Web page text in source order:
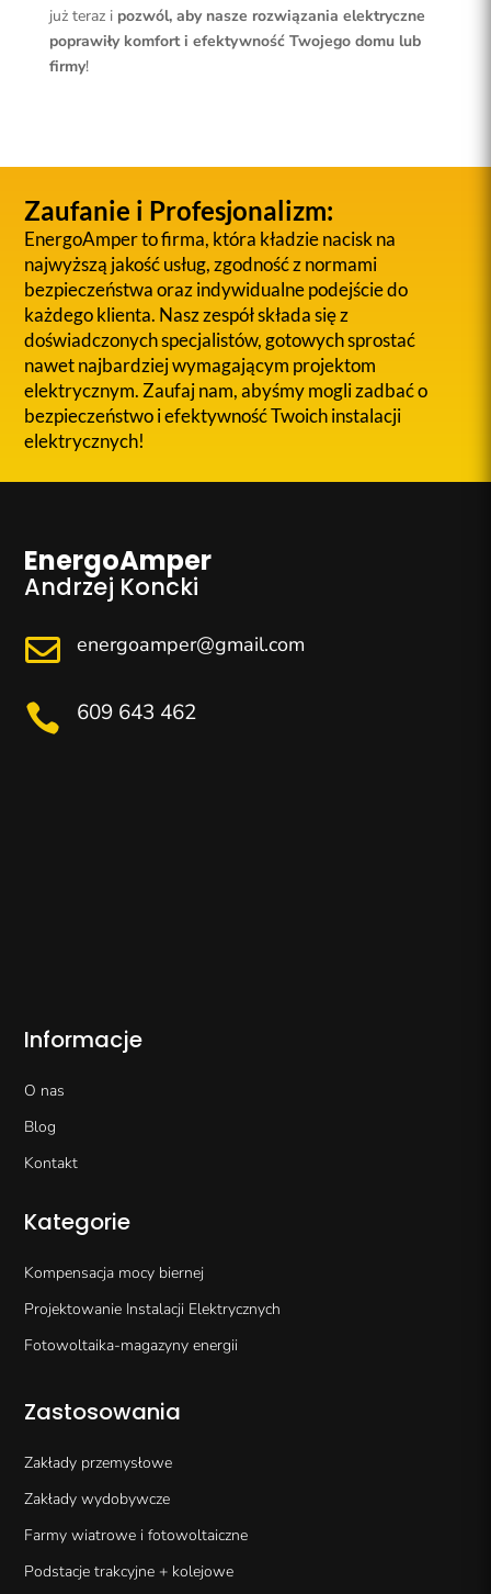
już teraz i pozwól, aby nasze rozwiązania elektryczne
poprawiły komfort i efektywność Twojego domu lub
firmy!
Zaufanie i Profesjonalizm:
EnergoAmper to firma, która kładzie nacisk na
najwyższą jakość usług, zgodność z normami
bezpieczeństwa oraz indywidualne podejście do
każdego klienta. Nasz zespół składa się z
doświadczonych specjalistów, gotowych sprostać
nawet najbardziej wymagającym projektom
elektrycznym. Zaufaj nam, abyśmy mogli zadbać o
bezpieczeństwo i efektywność Twoich instalacji
elektrycznych!
EnergoAmper
Andrzej Koncki
 energoamper@gmail.com
 609 643 462
Informacje
O nas
Blog
Kontakt
Kategorie
Kompensacja mocy biernej
Projektowanie Instalacji Elektrycznych
Fotowoltaika-magazyny energii
Zastosowania
Zakłady przemysłowe
Zakłady wydobywcze
Farmy wiatrowe i fotowoltaiczne
Podstacje trakcyjne + kolejowe